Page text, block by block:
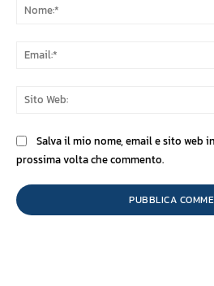
Salva il mio nome, email e sito web
prossima volta che commento.